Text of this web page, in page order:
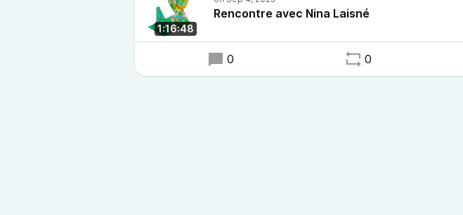
1:16:48
Rencontre avec Nina Laisné
0 0